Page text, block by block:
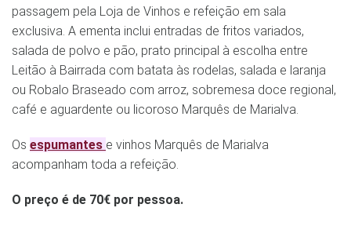
passagem pela Loja de Vinhos e refeição em sala
exclusiva. A ementa inclui entradas de fritos variados,
salada de polvo e pão, prato principal à escolha entre
Leitão à Bairrada com batata às rodelas, salada e laranja
ou Robalo Braseado com arroz, sobremesa doce regional,
café e aguardente ou licoroso Marquês de Marialva.
Os espumantes e vinhos Marquês de Marialva
acompanham toda a refeição.
O preço é de 70€ por pessoa.